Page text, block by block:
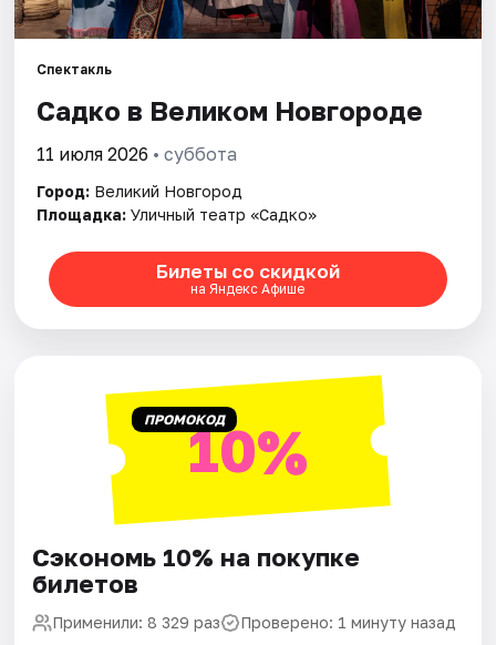
Площадки
Рейтинги
Спектакль
Садко в Великом Новгороде
11 июля 2026 • суббота
Город: Великий Новгород
Площадка: Уличный театр «Садко»
Билеты со скидкой
на Яндекс Афише
ПРОМОКОД10%
Сэкономь 10% на покупке
билетов
Применили: 8 329 раз Проверено: 1 минуту назад